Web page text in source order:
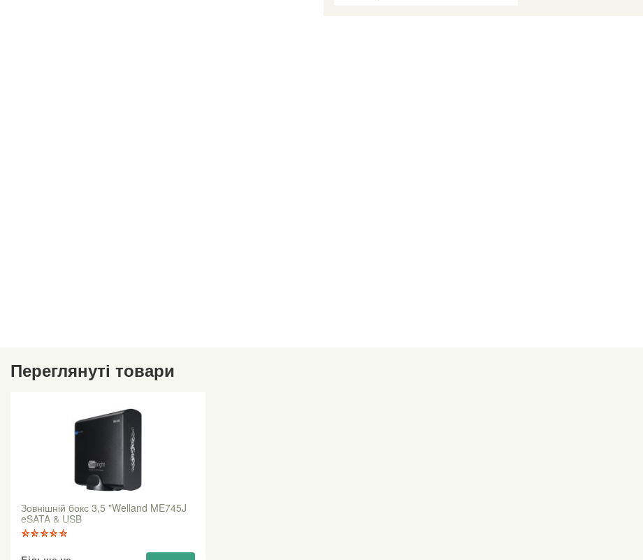
Переглянуті товари
Зовнішній бокс 3,5 "Welland ME745J
eSATA & USB